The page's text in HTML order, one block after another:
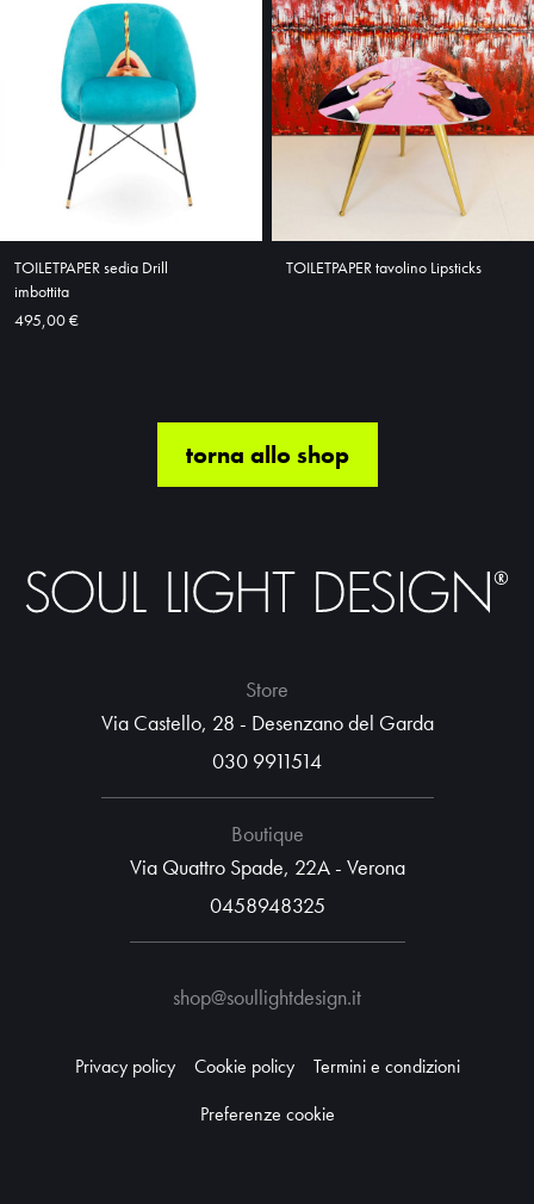
TOILETPAPER sedia Drill
imbottita
495,00 €
TOILETPAPER tavolino Lipsticks
torna allo shop
Store
Via Castello, 28 - Desenzano del Garda
030 9911514
Boutique
Via Quattro Spade, 22A - Verona
0458948325
shop@soullightdesign.it
Privacy policy Cookie policy
Termini e condizioni
Preferenze cookie